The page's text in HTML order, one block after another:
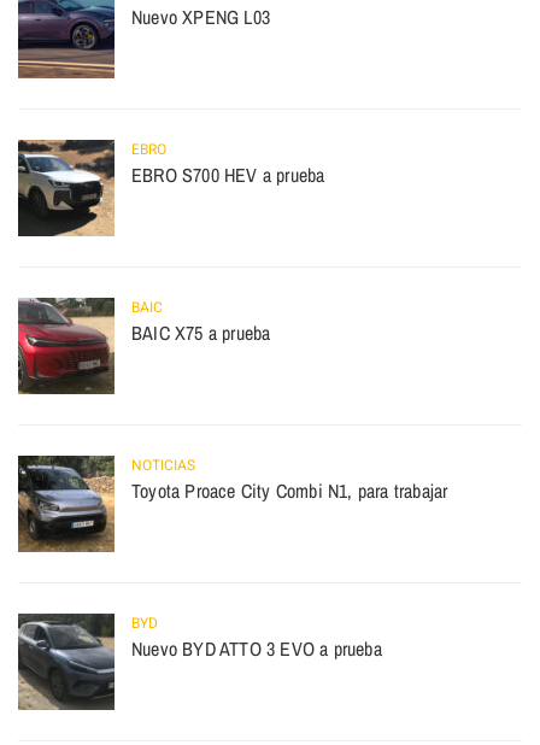
Nuevo XPENG L03
EBRO
EBRO S700 HEV a prueba
BAIC
BAIC X75 a prueba
NOTICIAS
Toyota Proace City Combi N1, para trabajar
BYD
Nuevo BYD ATTO 3 EVO a prueba